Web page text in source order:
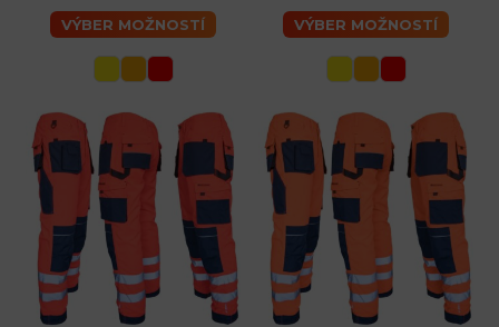
VÝBER MOŽNOSTÍ VÝBER MOŽNOSTÍ